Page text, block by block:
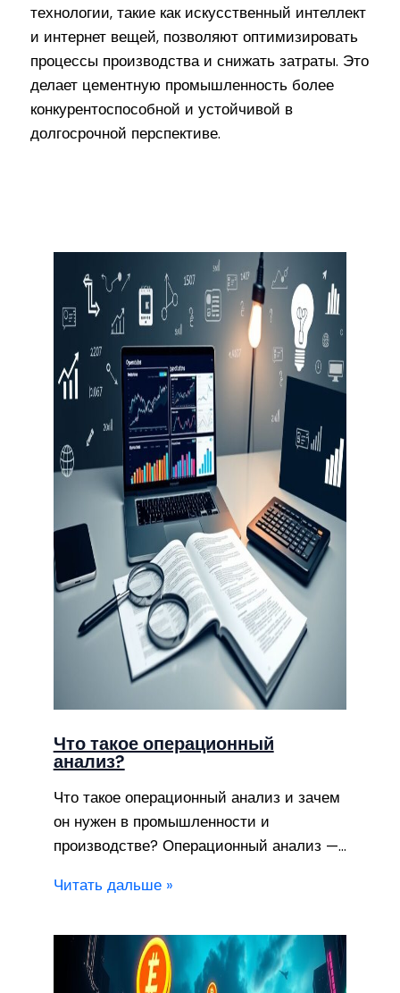
технологии, такие как искусственный интеллект
и интернет вещей, позволяют оптимизировать
процессы производства и снижать затраты. Это
делает цементную промышленность более
конкурентоспособной и устойчивой в
долгосрочной перспективе.
Что такое операционный
анализ?
Что такое операционный анализ и зачем
он нужен в промышленности и
производстве? Операционный анализ —…
Читать дальше »